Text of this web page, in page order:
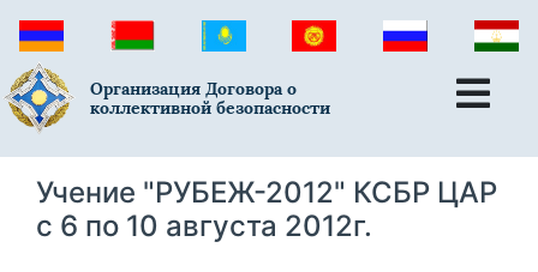
Организация Договора о
коллективной безопасности
Учение "РУБЕЖ-2012" КСБР ЦАР
с 6 по 10 августа 2012г.